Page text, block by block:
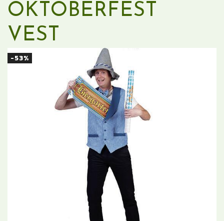
OKTOBERFEST
VEST
-53%